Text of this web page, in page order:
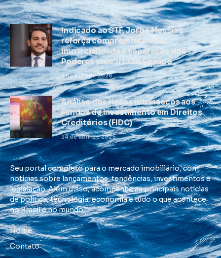
Indicado ao STF, Jorge Messias
reforça compromisso com
imparcialidade e separação dos
Poderes em carta ao Senado
8 de abril de 2026
Análise dos riscos intrínsecos aos
Fundos de Investimento em Direitos
Creditórios (FIDC)
24 de abril de 2025
Seu portal completo para o mercado imobiliário, com
notícias sobre lançamentos, tendências, investimentos e
legislação. Além disso, acompanhe as principais notícias
de política, tecnologia, economia e tudo o que acontece
no Brasil e no mundo.
Home
Contato